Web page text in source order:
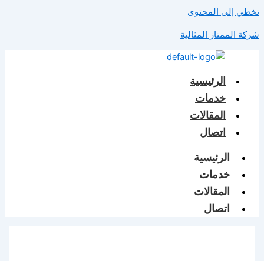
تخطي إلى المحتوى
شركة الممتاز المثالية
الرئيسية
خدمات
المقالات
اتصال
الرئيسية
خدمات
المقالات
اتصال